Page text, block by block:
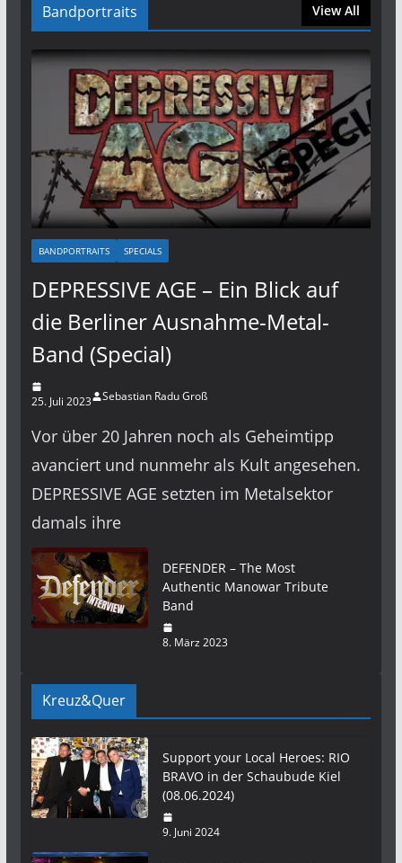
Bandportraits View All
BANDPORTRAITS SPECIALS
DEPRESSIVE AGE – Ein Blick auf
die Berliner Ausnahme-Metal-
Band (Special)
25. Juli 2023 Sebastian Radu Groß
Vor über 20 Jahren noch als Geheimtipp
avanciert und nunmehr als Kult angesehen.
DEPRESSIVE AGE setzten im Metalsektor
damals ihre
DEFENDER – The Most
Authentic Manowar Tribute
Band
8. März 2023
Kreuz&Quer
Support your Local Heroes: RIO
BRAVO in der Schaubude Kiel
(08.06.2024)
9. Juni 2024